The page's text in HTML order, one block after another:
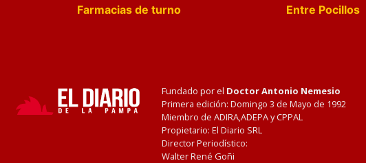
Farmacias de turno
Entre Pocillos
Fundado por el Doctor Antonio Nemesio
Primera edición: Domingo 3 de Mayo de 1992
Miembro de ADIRA,ADEPA y CPPAL
Propietario: El Diario SRL
Director Periodístico:
Walter René Goñi